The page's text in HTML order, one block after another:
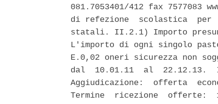
081.7053401/412 fax 7577083
di refezione  scolastica
statali. II.2.1) Importo
L'importo di ogni singolo
E.0,02 oneri sicurezza non
dal  10.01.11  al  22.12.13.
Aggiudicazione:  offerta
Termine  ricezione  offerte: